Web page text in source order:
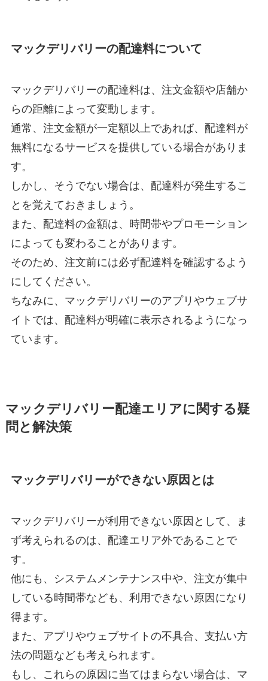
マックデリバリーの配達料について
マックデリバリーの配達料は、注文金額や店舗か
らの距離によって変動します。
通常、注文金額が一定額以上であれば、配達料が
無料になるサービスを提供している場合がありま
す。
しかし、そうでない場合は、配達料が発生するこ
とを覚えておきましょう。
また、配達料の金額は、時間帯やプロモーション
によっても変わることがあります。
そのため、注文前には必ず配達料を確認するよう
にしてください。
ちなみに、マックデリバリーのアプリやウェブサ
イトでは、配達料が明確に表示されるようになっ
ています。
マックデリバリー配達エリアに関する疑
問と解決策
マックデリバリーができない原因とは
マックデリバリーが利用できない原因として、ま
ず考えられるのは、配達エリア外であることで
す。
他にも、システムメンテナンス中や、注文が集中
している時間帯なども、利用できない原因になり
得ます。
また、アプリやウェブサイトの不具合、支払い方
法の問題なども考えられます。
もし、これらの原因に当てはまらない場合は、マ